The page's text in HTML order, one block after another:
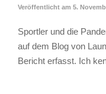
Veröffentlicht am 5.
Sportler und die
auf dem Blog von
Bericht erfasst. Ich